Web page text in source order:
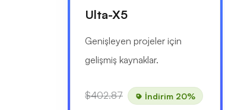
Ulta-X5
Genişleyen projeler için
gelişmiş kaynaklar.
$402.87 İndirim 20%